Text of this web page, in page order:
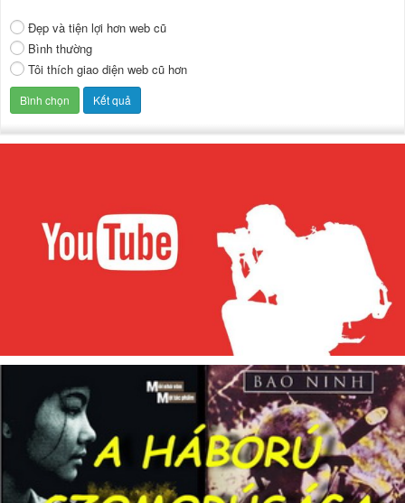
Đẹp và tiện lợi hơn web cũ
Bình thường
Tôi thích giao diện web cũ hơn